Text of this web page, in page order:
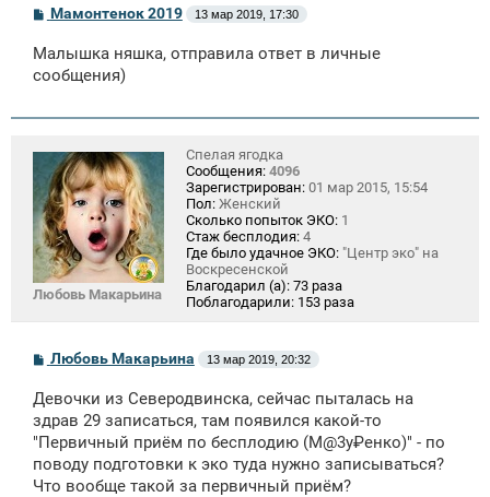
С
о
б
щ
и
Мамонтенок 2019 13 мар 2019, 17:30
Малышка няшка, отправила ответ в личные
сообщения)
Любовь Макарьина
Спелая ягодка
Сообщения: 4096
Зарегистрирован: 01 мар 2015, 15:54
Пол: Женский
Сколько попыток ЭКО: 1
Стаж бесплодия: 4
Где было удачное ЭКО: "Центр эко" на
Воскресенской
Благодарил (а): 73 раза
Поблагодарили: 153 раза
С
о
б
щ
е
н
и
Любовь Макарьина 13 мар 2019, 20:32
Девочки из Северодвинска, сейчас пыталась на
здрав 29 записаться, там появился какой-то
"Первичный приём по бесплодию (М@3у₽енко)" - по
поводу подготовки к эко туда нужно записываться?
Что вообще такой за первичный приём?